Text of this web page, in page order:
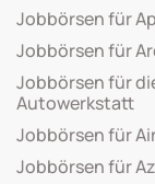
Jobbörsen für
Jobbörsen für
Jobbörsen für
Autowerkstatt
Jobbörsen für
Jobbörsen für